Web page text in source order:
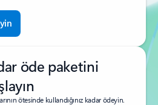
öde paketini
ötesinde kullandığınız kadar ödeyin.